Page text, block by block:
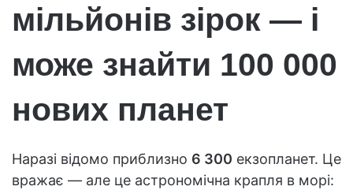
мільйонів зірок — і
може знайти 100 000
нових планет
Наразі відомо приблизно 6 300 екзопланет. Це
вражає — але це астрономічна крапля в морі: